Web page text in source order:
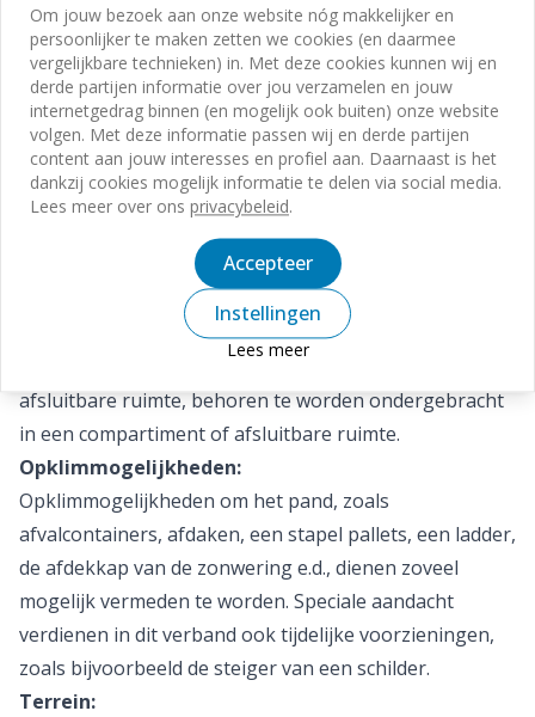
de schade.
Beveiligingsverlichting:
Beveiligingsverlichting kan zeer preventief werken
indien de omgeving sociale controle toelaat en de
inbreker inderdaad de kans loopt om gezien te worden.
Het verlichtingsniveau dient, met name ter plaatse van
deuren, ramen en opklimmogelijkheden, ten minste
gelijk te zijn aan dat van de openbare verlichting.
Opbergen goederen:
Waardevolle goederen, die niet permanent in gebruik
afsluitbare ruimte, behoren te worden ondergebracht
in een compartiment of afsluitbare ruimte.
Opklimmogelijkheden:
Opklimmogelijkheden om het pand, zoals
afvalcontainers, afdaken, een stapel pallets, een ladder,
de afdekkap van de zonwering e.d., dienen zoveel
mogelijk vermeden te worden. Speciale aandacht
verdienen in dit verband ook tijdelijke voorzieningen,
zoals bijvoorbeeld de steiger van een schilder.
Terrein:
Om jouw bezoek aan onze website nóg makkelijker en
persoonlijker te maken zetten we cookies (en daarmee
vergelijkbare technieken) in. Met deze cookies kunnen wij en
derde partijen informatie over jou verzamelen en jouw
internetgedrag binnen (en mogelijk ook buiten) onze website
volgen. Met deze informatie passen wij en derde partijen
content aan jouw interesses en profiel aan. Daarnaast is het
dankzij cookies mogelijk informatie te delen via social media.
Lees meer over ons privacybeleid.
Accepteer
Instellingen
Lees meer